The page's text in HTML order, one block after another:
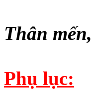
Thân mến,
Phụ lục: